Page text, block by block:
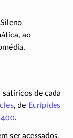
ao
satíricos de cada
, de Eurípides
400.
ser acessados,